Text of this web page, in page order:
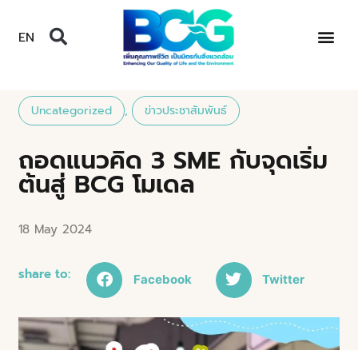
EN
Uncategorized , ข่าวประชาสัมพันธ์
ถอดแนวคิด 3 SME กับจุดเริ่ม
ต้นสู่ BCG โมเดล
18 May 2024
share to: Facebook Twitter